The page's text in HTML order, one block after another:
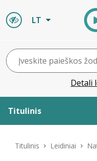
LT
Detali
Titulinis
Titulinis Leidiniai